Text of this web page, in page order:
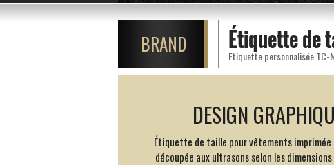
BRAND Étiquette de
Etiquette personnalisée
DESIGN
Étiquette de taille pour vêtements
découpée aux ultrasons selon les